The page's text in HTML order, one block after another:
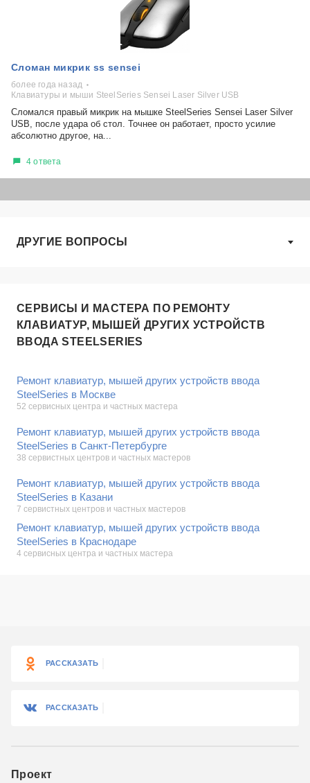
Сломан микрик ss sensei
более года назад
Клавиатуры и мыши SteelSeries Sensei Laser Silver USB
Сломался правый микрик на мышке SteelSeries Sensei Laser Silver
USB, после удара об стол. Точнее он работает, просто усилие
абсолютно другое, на...
4 ответа
ДРУГИЕ ВОПРОСЫ
СЕРВИСЫ И МАСТЕРА ПО РЕМОНТУ
КЛАВИАТУР, МЫШЕЙ ДРУГИХ УСТРОЙСТВ
ВВОДА STEELSERIES
Ремонт клавиатур, мышей других устройств ввода
SteelSeries в Москве
52 сервисных центра и частных мастера
Ремонт клавиатур, мышей других устройств ввода
SteelSeries в Санкт-Петербурге
38 сервистных центров и частных мастеров
Ремонт клавиатур, мышей других устройств ввода
SteelSeries в Казани
7 сервистных центров и частных мастеров
Ремонт клавиатур, мышей других устройств ввода
SteelSeries в Краснодаре
4 сервисных центра и частных мастера
РАССКАЗАТЬ
РАССКАЗАТЬ
Проект